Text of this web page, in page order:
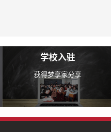
学校入驻
获得梦享家分享